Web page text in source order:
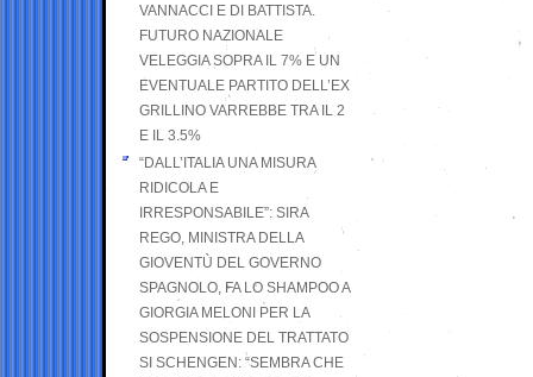
VANNACCI E DI BATTISTA.
FUTURO NAZIONALE
VELEGGIA SOPRA IL 7% E UN
EVENTUALE PARTITO DELL’EX
GRILLINO VARREBBE TRA IL 2
E IL 3.5%
“DALL’ITALIA UNA MISURA
RIDICOLA E
IRRESPONSABILE”: SIRA
REGO, MINISTRA DELLA
GIOVENTÙ DEL GOVERNO
SPAGNOLO, FA LO SHAMPOO A
GIORGIA MELONI PER LA
SOSPENSIONE DEL TRATTATO
SI SCHENGEN: “SEMBRA CHE